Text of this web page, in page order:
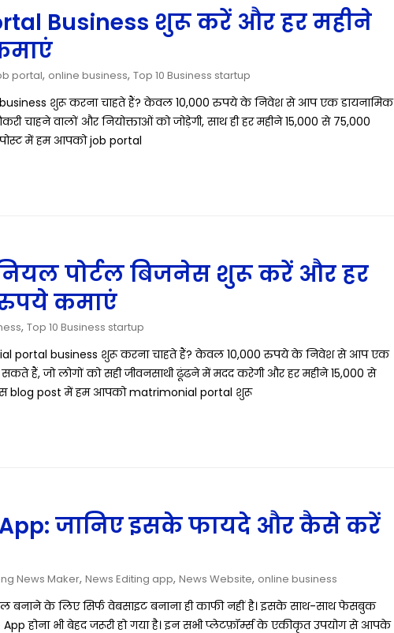
Business शुरू करें और हर महीने
portal, online business, Top 10 Business startup
शुरू करना चाहते हैं? केवल 10,000 रुपये के निवेश से आप एक डायनामिक
चाहने वालों और नियोक्ताओं को जोड़ेगी, साथ ही हर महीने 15,000 से 75,000
में हम आपको job portal
पोर्टल बिजनेस शुरू करें और हर
रुपये कमाएं
, Top 10 Business startup
portal business शुरू करना चाहते हैं? केवल 10,000 रुपये के निवेश से आप एक
हैं, जो लोगों को सही जीवनसाथी ढूंढने में मदद करेगी और हर महीने 15,000 से
blog post में हम आपको matrimonial portal शुरू
जानिए इसके फायदे और कैसे करें
News Maker, News Editing app, News Website, online business
के लिए सिर्फ वेबसाइट बनाना ही काफी नहीं है। इसके साथ-साथ फेसबुक
होना भी बेहद जरूरी हो गया है। इन सभी प्लेटफ़ॉर्म्स के एकीकृत उपयोग से आपके